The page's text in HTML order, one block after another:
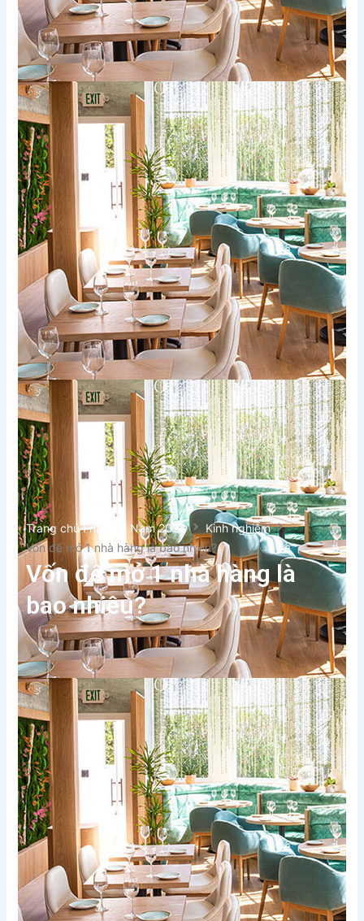
Xem thêm
Trang chủ FnB Việt Nam 2024
Kinh nghiệm
Vốn để mở 1 nhà hàng là bao nhiêu?
Vốn để mở 1 nhà hàng là
bao nhiêu?